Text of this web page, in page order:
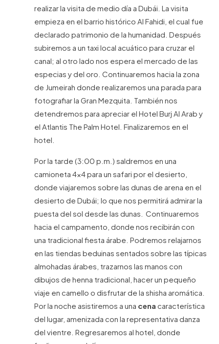
realizar la visita de medio día a Dubái. La visita
empieza en el barrio histórico Al Fahidi, el cual fue
declarado patrimonio de la humanidad. Después
subiremos a un taxi local acuático para cruzar el
canal; al otro lado nos espera el mercado de las
especias y del oro. Continuaremos hacia la zona
de Jumeirah donde realizaremos una parada para
fotografiar la Gran Mezquita. También nos
detendremos para apreciar el Hotel Burj Al Arab y
el Atlantis The Palm Hotel. Finalizaremos en el
hotel.
Por la tarde (3:00 p.m.) saldremos en una
camioneta 4x4 para un safari por el desierto,
donde viajaremos sobre las dunas de arena en el
desierto de Dubái; lo que nos permitirá admirar la
puesta del sol desde las dunas. Continuaremos
hacia el campamento, donde nos recibirán con
una tradicional fiesta árabe. Podremos relajarnos
en las tiendas beduinas sentados sobre las típicas
almohadas árabes, trazarnos las manos con
dibujos de henna tradicional, hacer un pequeño
viaje en camello o disfrutar de la shisha aromática.
Por la noche asistiremos a una cena característica
del lugar, amenizada con la representativa danza
del vientre. Regresaremos al hotel, donde